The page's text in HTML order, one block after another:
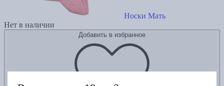
Носки Мать
Нет в наличии
Добавить в избранное